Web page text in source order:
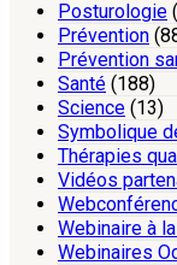
Posturologie
Prévention
Prévention
Santé (188)
Science (13)
Symbolique
Thérapies
Vidéos
Webinaire à
Webinaires